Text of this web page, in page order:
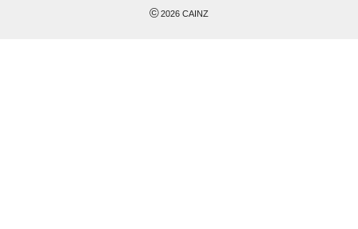
©2026 CAINZ